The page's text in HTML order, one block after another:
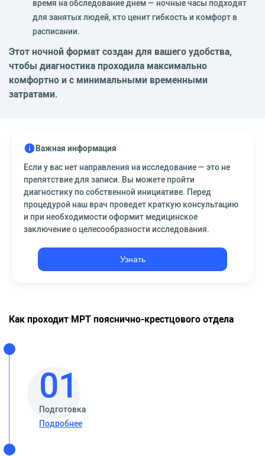
время на обследование днем — ночные часы подходят
для занятых людей, кто ценит гибкость и комфорт в
расписании.
Этот ночной формат создан для вашего удобства,
чтобы диагностика проходила максимально
комфортно и с минимальными временными
затратами.
Важная информация
Если у вас нет направления на исследование — это не
препятствие для записи. Вы можете пройти
диагностику по собственной инициативе. Перед
процедурой наш врач проведет краткую консультацию
и при необходимости оформит медицинское
заключение о целесообразности исследования.
Узнать
Как проходит МРТ пояснично-крестцового отдела
01
Подготовка
Подробнее